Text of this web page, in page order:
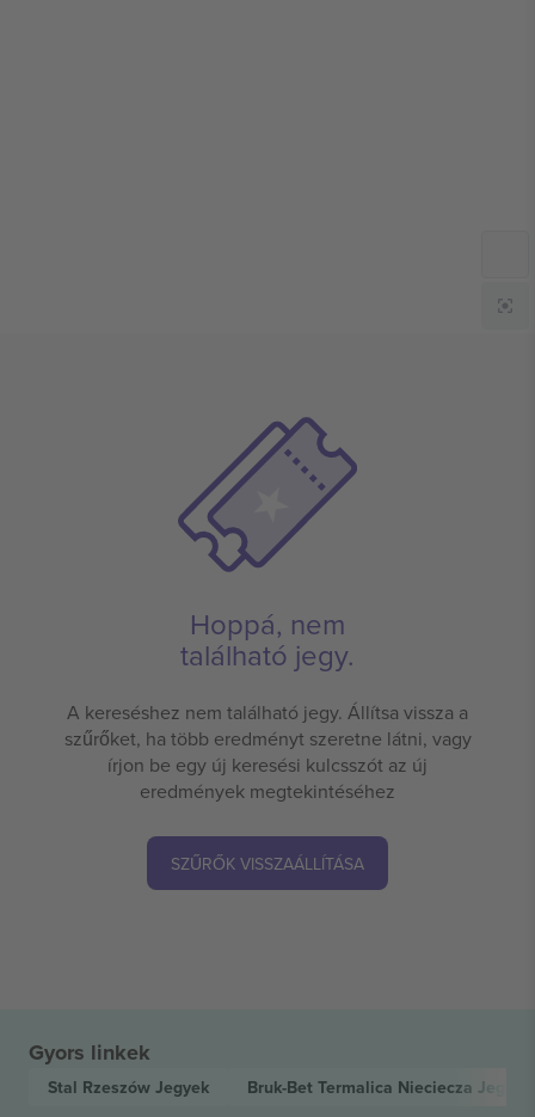
Hoppá, nem
található jegy.
A kereséshez nem található jegy. Állítsa vissza a
szűrőket, ha több eredményt szeretne látni, vagy
írjon be egy új keresési kulcsszót az új
eredmények megtekintéséhez
SZŰRŐK VISSZAÁLLÍTÁSA
Gyors linkek
Stal Rzeszów Jegyek Bruk-Bet Termalica Nieciecza Jegyek